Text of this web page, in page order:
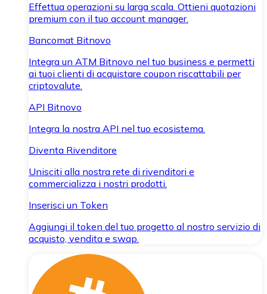
Effettua operazioni su larga scala. Ottieni quotazioni
premium con il tuo account manager.
Bancomat Bitnovo
Integra un ATM Bitnovo nel tuo business e permetti
ai tuoi clienti di acquistare coupon riscattabili per
criptovalute.
API Bitnovo
Integra la nostra API nel tuo ecosistema.
Diventa Rivenditore
Unisciti alla nostra rete di rivenditori e
commercializza i nostri prodotti.
Inserisci un Token
Aggiungi il token del tuo progetto al nostro servizio di
acquisto, vendita e swap.